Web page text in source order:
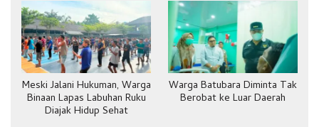
Meski Jalani Hukuman, Warga
Binaan Lapas Labuhan Ruku
Diajak Hidup Sehat
Warga Batubara Diminta Tak
Berobat ke Luar Daerah